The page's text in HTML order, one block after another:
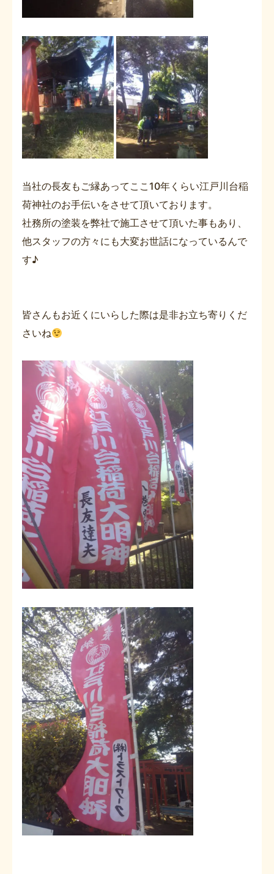
当社の長友もご縁あってここ10年くらい江戸川台稲
荷神社のお手伝いをさせて頂いております。
社務所の塗装を弊社で施工させて頂いた事もあり、
他スタッフの方々にも大変お世話になっているんで
す♪
皆さんもお近くにいらした際は是非お立ち寄りくだ
さいね